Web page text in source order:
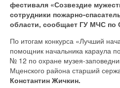
фестиваля «Созвездие
сотрудники пожарно-
области, сообщает ГУ МЧС по
По итогам конкурса «Лучший
помощник начальника караула
№ 12 по охране музея-
Мценского района старший
Константин Жичкин.